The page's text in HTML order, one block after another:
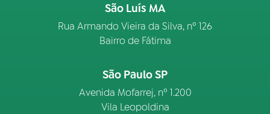
São Luís MA
Rua Armando Vieira da Silva, nº 126
Bairro de Fátima
São Paulo SP
Avenida Mofarrej, nº 1.200
Vila Leopoldina